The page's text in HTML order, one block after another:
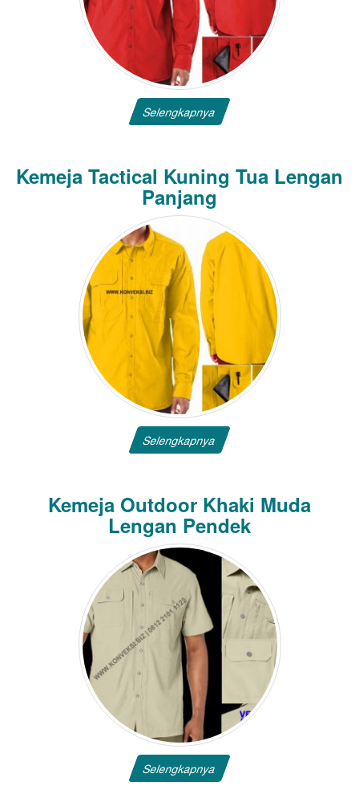
Selengkapnya
Kemeja Tactical Kuning Tua Lengan
Panjang
Selengkapnya
Kemeja Outdoor Khaki Muda
Lengan Pendek
Selengkapnya